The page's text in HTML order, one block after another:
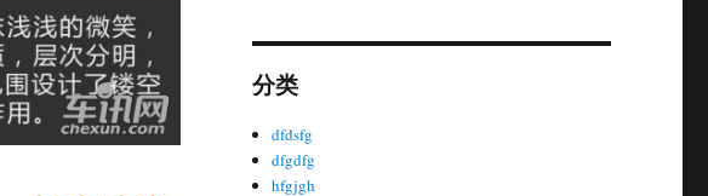
分类
dfdsfg
dfgdfg
hfgjgh